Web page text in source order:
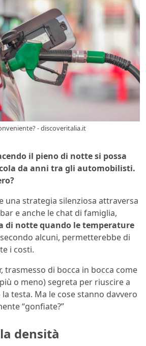
- discoveritalia.it
il pieno di notte si possa
da anni tra gli automobilisti.
una strategia silenziosa attraversa
e anche le chat di famiglia,
di notte quando le temperature
alcuni, permetterebbe di
i costi.
trasmesso di bocca in bocca come
o meno) segreta per riuscire a
testa. Ma le cose stanno davvero
“gonfiate?”
densità